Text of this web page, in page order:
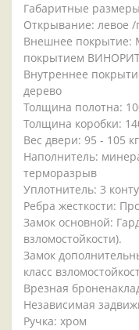
Габаритные
Открывание: левое /
Внешнее покрытие:
покрытием
Внутреннее
дерево
Толщина полотна:
Толщина коробки:
Вес двери: 95 - 105
Наполнитель:
терморазрыв
Уплотнитель: 3
Ребра жесткости:
Замок основной:
взломостойкости).
Замок
класс
Врезная
Независимая
Ручка: хром